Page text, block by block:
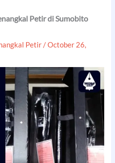
Petir di Sumobito
Petir /October 26,